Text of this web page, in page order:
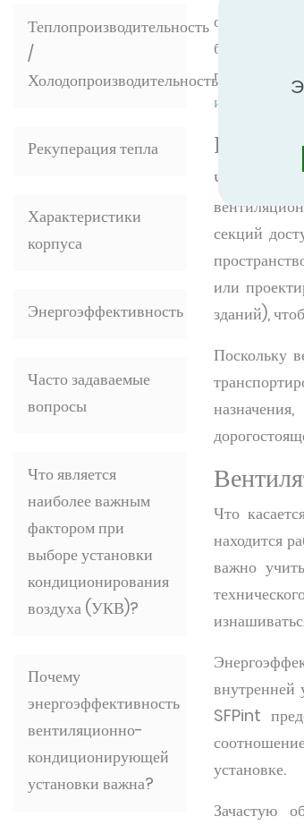
Теплопроизводительность
/
Холодопроизводительность
Рекуперация тепла
Характеристики
корпуса
Энергоэффективность
Часто задаваемые
вопросы
Что является
наиболее важным
фактором при
выборе установки
кондиционирования
воздуха (УКВ)?
Почему
энергоэффективность
вентиляционно-
кондиционирующей
установки важна?
отопления
будет
помещении.
инженерным
Что
секций
или
зданий),
Поскольку
Что
находится
важно
SFPint
установке.
Зачастую